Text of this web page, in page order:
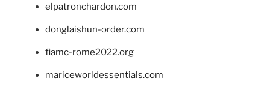
elpatronchardon.com
donglaishun-order.com
fiamc-rome2022.org
mariceworldessentials.com